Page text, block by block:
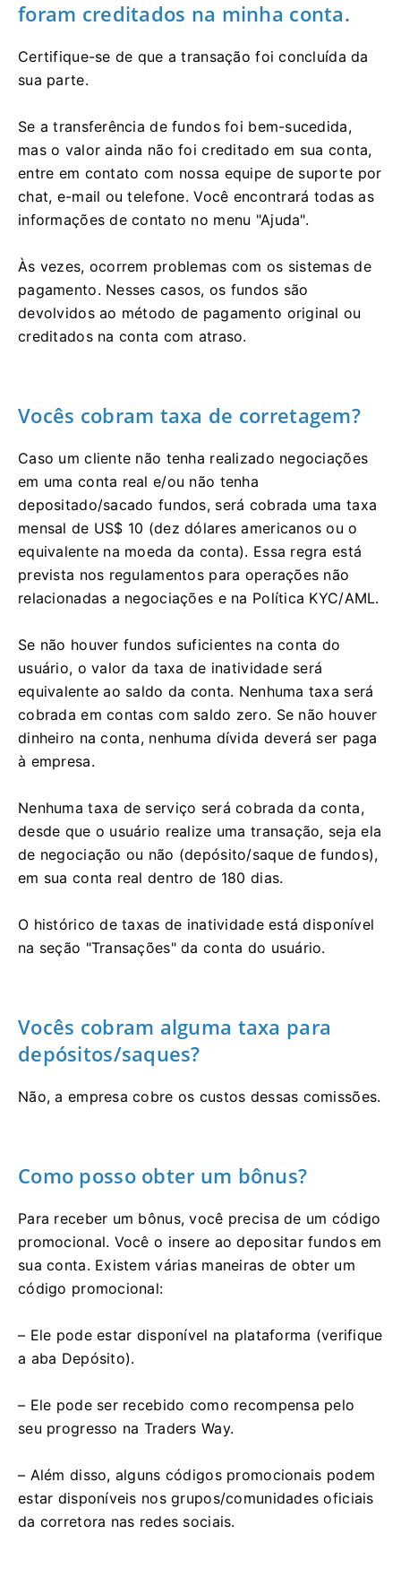
foram creditados na minha conta.
Certifique-se de que a transação foi concluída da
sua parte.
Se a transferência de fundos foi bem-sucedida,
mas o valor ainda não foi creditado em sua conta,
entre em contato com nossa equipe de suporte por
chat, e-mail ou telefone. Você encontrará todas as
informações de contato no menu "Ajuda".
Às vezes, ocorrem problemas com os sistemas de
pagamento. Nesses casos, os fundos são
devolvidos ao método de pagamento original ou
creditados na conta com atraso.
Vocês cobram taxa de corretagem?
Caso um cliente não tenha realizado negociações
em uma conta real e/ou não tenha
depositado/sacado fundos, será cobrada uma taxa
mensal de US$ 10 (dez dólares americanos ou o
equivalente na moeda da conta). Essa regra está
prevista nos regulamentos para operações não
relacionadas a negociações e na Política KYC/AML.
Se não houver fundos suficientes na conta do
usuário, o valor da taxa de inatividade será
equivalente ao saldo da conta. Nenhuma taxa será
cobrada em contas com saldo zero. Se não houver
dinheiro na conta, nenhuma dívida deverá ser paga
à empresa.
Nenhuma taxa de serviço será cobrada da conta,
desde que o usuário realize uma transação, seja ela
de negociação ou não (depósito/saque de fundos),
em sua conta real dentro de 180 dias.
O histórico de taxas de inatividade está disponível
na seção "Transações" da conta do usuário.
Vocês cobram alguma taxa para
depósitos/saques?
Não, a empresa cobre os custos dessas comissões.
Como posso obter um bônus?
Para receber um bônus, você precisa de um código
promocional. Você o insere ao depositar fundos em
sua conta. Existem várias maneiras de obter um
código promocional:
– Ele pode estar disponível na plataforma (verifique
a aba Depósito).
– Ele pode ser recebido como recompensa pelo
seu progresso na Traders Way.
– Além disso, alguns códigos promocionais podem
estar disponíveis nos grupos/comunidades oficiais
da corretora nas redes sociais.